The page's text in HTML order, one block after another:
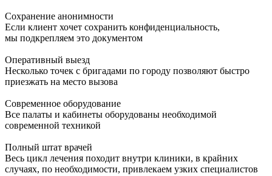
Сохранение анонимности
Если клиент хочет сохранить конфиденциальность,
мы подкрепляем это документом
Оперативный выезд
Несколько точек с бригадами по городу позволяют быстро
приезжать на место вызова
Современное оборудование
Все палаты и кабинеты оборудованы необходимой
современной техникой
Полный штат врачей
Весь цикл лечения походит внутри клиники, в крайних
случаях, по необходимости, привлекаем узких специалистов